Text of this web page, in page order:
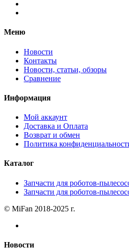
Меню
Новости
Контакты
Новости, статьи, обзоры
Сравнение
Информация
Мой аккаунт
Доставка и Оплата
Возврат и обмен
Политика
Каталог
Запчасти для роботов-
Запчасти для роботов-
© MiFan 2018-2025 г.
Новости